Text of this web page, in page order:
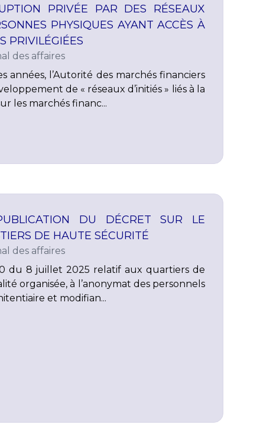
PRIVÉE PAR DES RÉSEAUX
PHYSIQUES AYANT ACCÈS À
PRIVILÉGIÉES
des affaires
années, l’Autorité des marchés financiers
de « réseaux d’initiés » liés à la
les marchés financ...
DU DÉCRET SUR LE
DE HAUTE SÉCURITÉ
des affaires
du 8 juillet 2025 relatif aux quartiers de
organisée, à l’anonymat des personnels
et modifian...